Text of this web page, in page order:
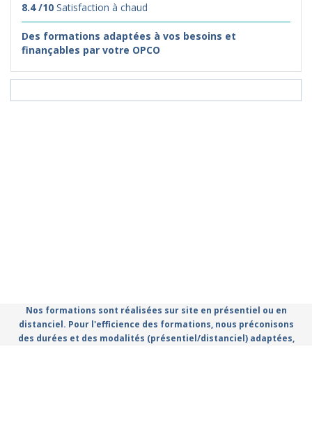
8.4 /10 Satisfaction à chaud
Des formations adaptées à vos besoins et
finançables par votre OPCO
Nos formations sont réalisées sur site en présentiel ou en
distanciel. Pour l'efficience des formations, nous préconisons
des durées et des modalités (présentiel/distanciel) adaptées,